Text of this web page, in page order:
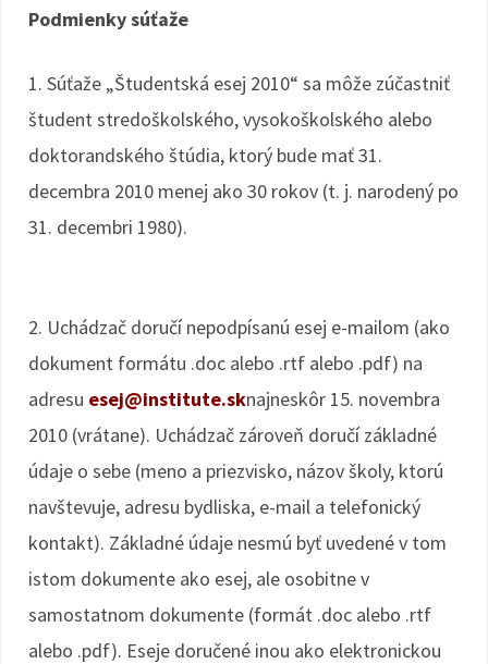
Podmienky súťaže
1. Súťaže „Študentská esej 2010“ sa môže zúčastniť
študent stredoškolského, vysokoškolského alebo
doktorandského štúdia, ktorý bude mať 31.
decembra 2010 menej ako 30 rokov (t. j. narodený po
31. decembri 1980).
2. Uchádzač doručí nepodpísanú esej e-mailom (ako
dokument formátu .doc alebo .rtf alebo .pdf) na
adresu esej@institute.sknajneskôr 15. novembra
2010 (vrátane). Uchádzač zároveň doručí základné
údaje o sebe (meno a priezvisko, názov školy, ktorú
navštevuje, adresu bydliska, e-mail a telefonický
kontakt). Základné údaje nesmú byť uvedené v tom
istom dokumente ako esej, ale osobitne v
samostatnom dokumente (formát .doc alebo .rtf
alebo .pdf). Eseje doručené inou ako elektronickou